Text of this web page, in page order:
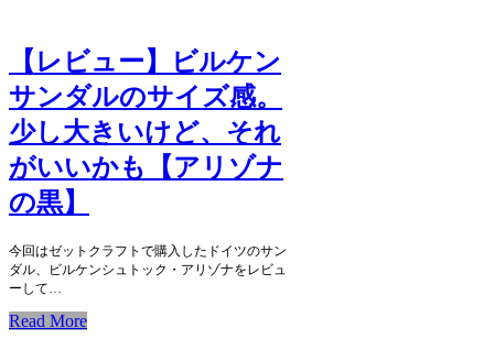
【レビュー】ビルケン
サンダルのサイズ感。
少し大きいけど、それ
がいいかも【アリゾナ
の黒】
今回はゼットクラフトで購入したドイツのサン
ダル、ビルケンシュトック・アリゾナをレビュ
ーして…
Read More